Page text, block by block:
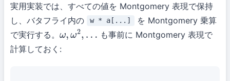
実用実装では、すべての値を Montgomery 表現で保持
し、バタフライ内の
w * a[...]
を Montgomery 乗算
で実行する。 ω, ω2,…
も事前に Montgomery 表現で
計算しておく: